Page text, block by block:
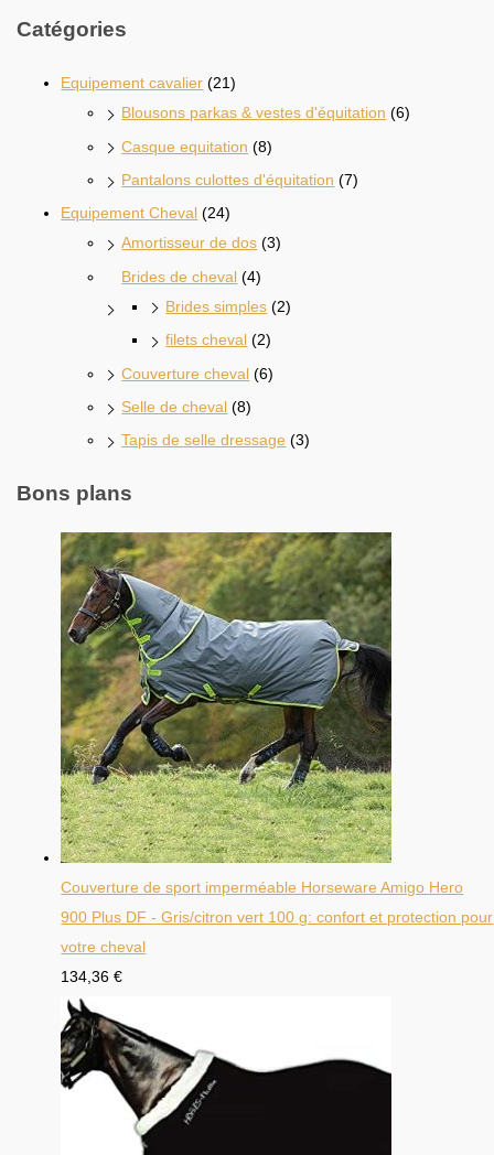
Catégories
Equipement cavalier (21)
Blousons parkas & vestes d'équitation (6)
Casque equitation (8)
Pantalons culottes d'équitation (7)
Equipement Cheval (24)
Amortisseur de dos (3)
Brides de cheval (4)
Brides simples (2)
filets cheval (2)
Couverture cheval (6)
Selle de cheval (8)
Tapis de selle dressage (3)
Bons plans
Couverture de sport imperméable Horseware Amigo Hero
900 Plus DF - Gris/citron vert 100 g: confort et protection pour
votre cheval
134,36€